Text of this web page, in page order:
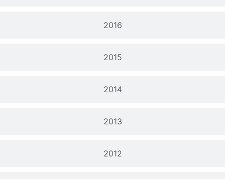
2016
2015
2014
2013
2012